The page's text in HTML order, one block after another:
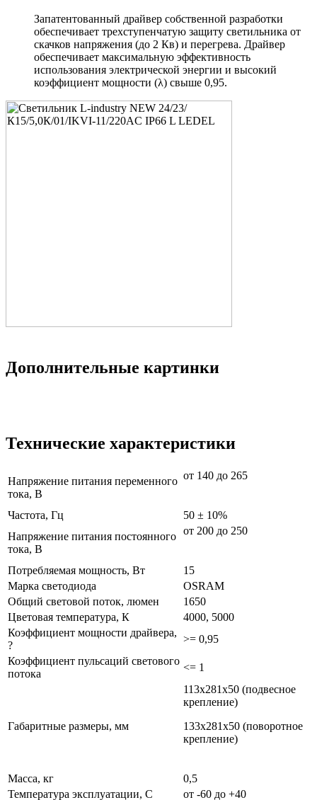
Запатентованный драйвер собственной разработки
обеспечивает трехступенчатую защиту светильника от
скачков напряжения (до 2 Кв) и перегрева. Драйвер
обеспечивает максимальную эффективность
использования электрической энергии и высокий
коэффициент мощности (λ) свыше 0,95.
Дополнительные картинки
Технические характеристики
Напряжение питания переменного
тока, В
от 140 до 265
Частота, Гц
50 ± 10%
Напряжение питания постоянного
тока, В
от 200 до 250
Потребляемая мощность, Вт
15
Марка светодиода
OSRAM
Общий световой поток, люмен
1650
Цветовая температура, К
4000, 5000
Коэффициент мощности драйвера,
?
>= 0,95
Коэффициент пульсаций светового
потока
<= 1
Габаритные размеры, мм
113х281х50 (подвесное
крепление)
133х281х50 (поворотное
крепление)
Масса, кг
0,5
Температура эксплуатации, С
от -60 до +40